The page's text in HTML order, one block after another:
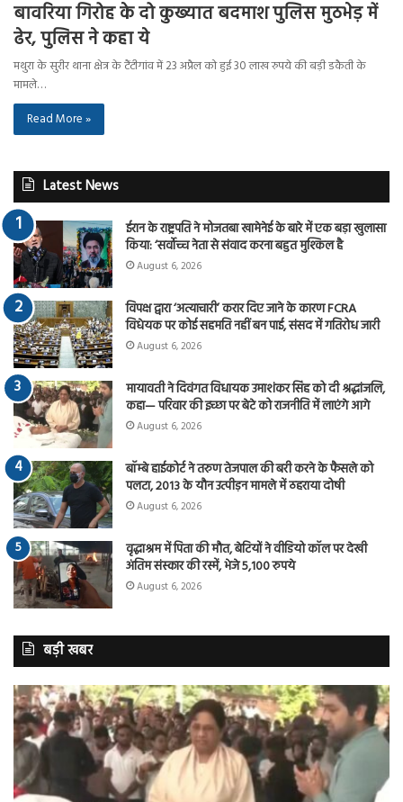
बावरिया गिरोह के दो कुख्यात बदमाश पुलिस मुठभेड़ में
ढेर, पुलिस ने कहा ये
मथुरा के सुरीर थाना क्षेत्र के टैंटीगांव में 23 अप्रैल को हुई 30 लाख रुपये की बड़ी डकैती के
मामले…
Read More »
Latest News
ईरान के राष्ट्रपति ने मोजतबा खामेनेई के बारे में एक बड़ा खुलासा
किया: ‘सर्वोच्च नेता से संवाद करना बहुत मुश्किल है
August 6, 2026
विपक्ष द्वारा ‘अत्याचारी’ करार दिए जाने के कारण FCRA
विधेयक पर कोई सहमति नहीं बन पाई, संसद में गतिरोध जारी
August 6, 2026
मायावती ने दिवंगत विधायक उमाशंकर सिंह को दी श्रद्धांजलि,
कहा— परिवार की इच्छा पर बेटे को राजनीति में लाएंगे आगे
August 6, 2026
बॉम्बे हाईकोर्ट ने तरुण तेजपाल की बरी करने के फैसले को
पलटा, 2013 के यौन उत्पीड़न मामले में ठहराया दोषी
August 6, 2026
वृद्धाश्रम में पिता की मौत, बेटियों ने वीडियो कॉल पर देखी
अंतिम संस्कार की रस्में, भेजे 5,100 रुपये
August 6, 2026
बड़ी खबर